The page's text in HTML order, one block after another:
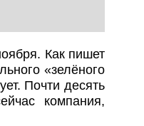
Как пишет
«зелёного
Почти десять
компания,